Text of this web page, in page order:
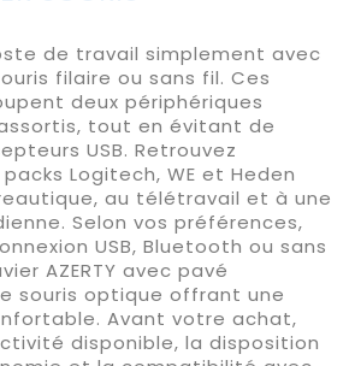
de travail simplement avec
filaire ou sans fil. Ces
deux périphériques
tout en évitant de
USB. Retrouvez
Logitech, WE et Heden
au télétravail et à une
Selon vos préférences,
USB, Bluetooth ou sans
AZERTY avec pavé
souris optique offrant une
Avant votre achat,
disponible, la disposition